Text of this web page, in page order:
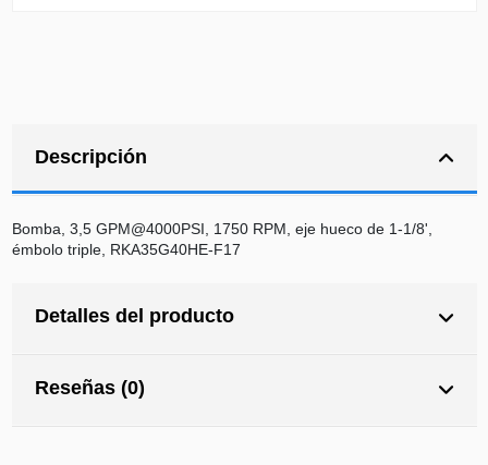
Descripción
Bomba, 3,5 GPM@4000PSI, 1750 RPM, eje hueco de 1-1/8',
émbolo triple, RKA35G40HE-F17
Detalles del producto
Reseñas (0)